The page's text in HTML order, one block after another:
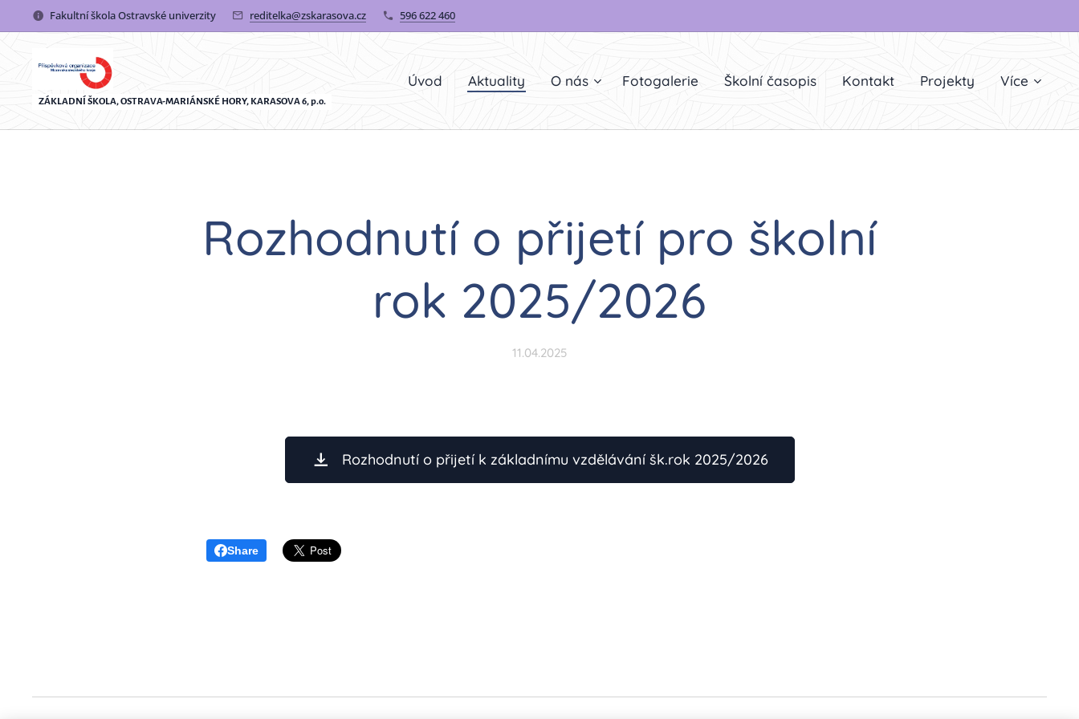
Fakultní škola Ostravské univerzity reditelka@zskarasova.cz 596 622 460
ZÁKLADNÍ ŠKOLA, OSTRAVA-MARIÁNSKÉ HORY, KARASOVA 6, p.o.
Úvod Aktuality O nás Fotogalerie Školní časopis Kontakt Projekty Více
Rozhodnutí o přijetí pro školní
rok 2025/2026
11.04.2025
Rozhodnutí o přijetí k základnímu vzdělávání šk.rok 2025/2026
Share